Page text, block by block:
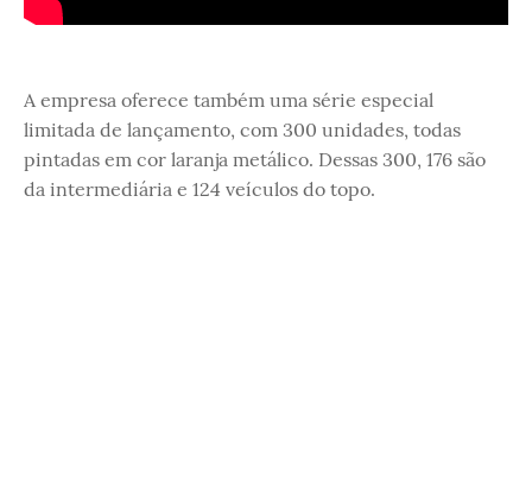
A empresa oferece também uma série especial
limitada de lançamento, com 300 unidades, todas
pintadas em cor laranja metálico. Dessas 300, 176 são
da intermediária e 124 veículos do topo.